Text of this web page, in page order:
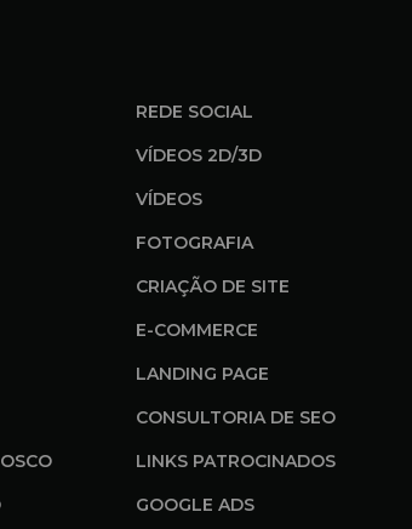
REDE SOCIAL
VÍDEOS 2D/3D
VÍDEOS
FOTOGRAFIA
CRIAÇÃO DE SITE
E-COMMERCE
LANDING PAGE
CONSULTORIA DE SEO
LINKS PATROCINADOS
GOOGLE ADS